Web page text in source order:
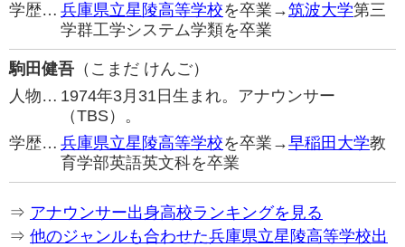
学歴… 兵庫県立星陵高等学校を卒業→筑波大学第三
学群工学システム学類を卒業
駒田健吾 （こまだ けんご）
人物… 1974年3月31日生まれ。アナウンサー
（TBS）。
学歴… 兵庫県立星陵高等学校を卒業→早稲田大学教
育学部英語英文科を卒業
⇒ アナウンサー出身高校ランキングを見る
⇒ 他のジャンルも合わせた兵庫県立星陵高等学校出